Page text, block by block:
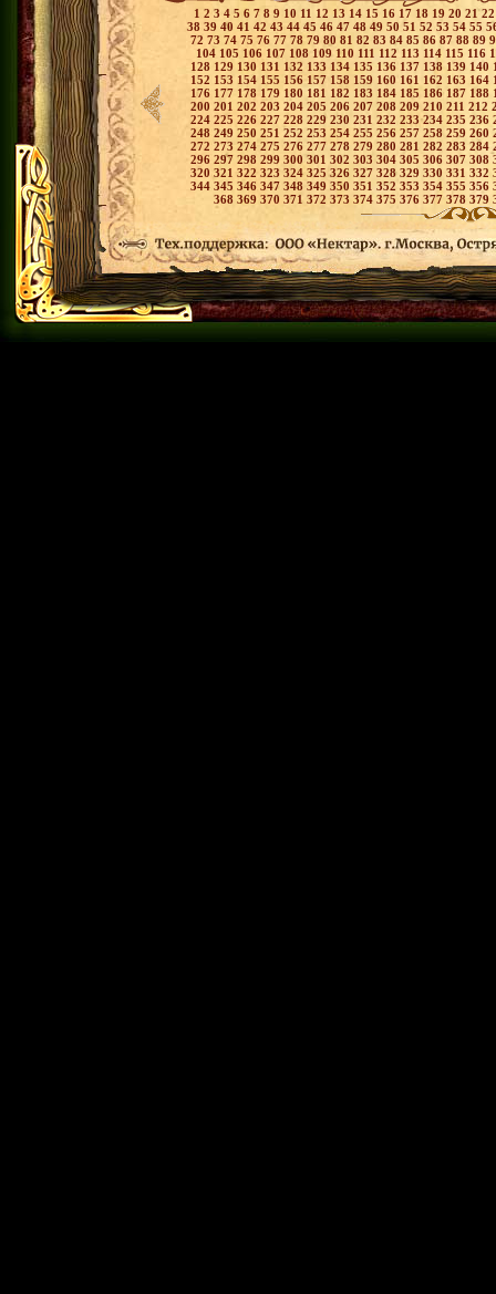
1 2 3 4 5 6 7 8 9 10 11 12 13 14 15 16 17 18 19 20 21
38 39 40 41 42 43 44 45 46 47 48 49 50 51 52 53 54 55
72 73 74 75 76 77 78 79 80 81 82 83 84 85 86 87 88 89
104 105 106 107 108 109 110 111 112 113 114 115 116
128 129 130 131 132 133 134 135 136 137 138 139 140
152 153 154 155 156 157 158 159 160 161 162 163 164
176 177 178 179 180 181 182 183 184 185 186 187 188
200 201 202 203 204 205 206 207 208 209 210 211 212
224 225 226 227 228 229 230 231 232 233234 235 236
248 249 250 251 252 253 254 255 256 257 258 259 260
272 273 274 275 276 277 278 279 280 281 282 283 284
296 297 298 299 300 301 302 303 304 305 306 307 308
320 321 322 323 324 325326 327 328 329 330 331 332
344 345 346 347 348 349 350 351 352 353 354 355 356
368 369 370 371 372 373 374 375 376 377 378 379